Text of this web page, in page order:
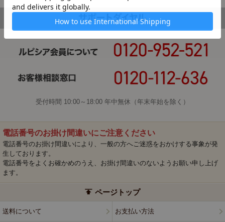
受付時間 10:00～18:00 年中無休（年末年始を除く）
電話番号のお掛け間違いにご注意ください
電話番号のお掛け間違いにより、一般の方へご迷惑をおかけする事象が発
生しております。
電話番号をよくお確かめのうえ、お掛け間違いのないようお願い申し上げ
ます。
ページトップ
送料について お支払い方法